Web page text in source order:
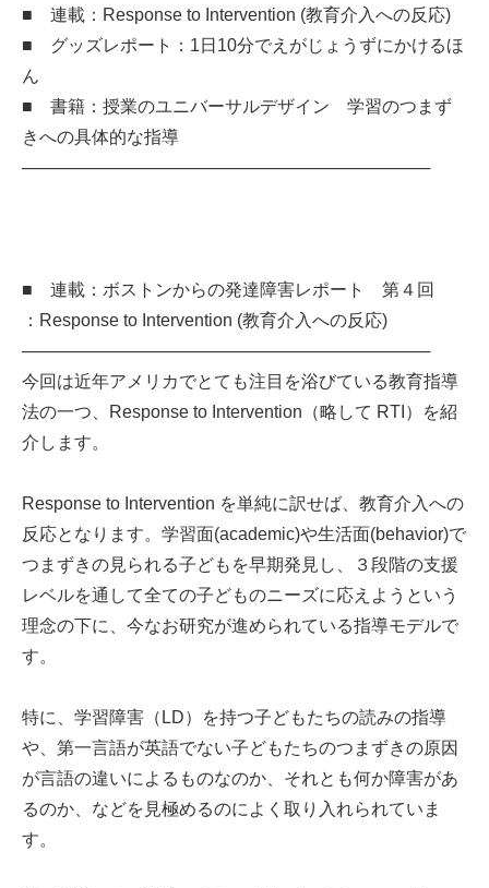
■ 連載：Response to Intervention (教育介入への反応)
■ グッズレポート：1日10分でえがじょうずにかけるほ
ん
■ 書籍：授業のユニバーサルデザイン 学習のつまず
きへの具体的な指導
──────────────────────────────────
■ 連載：ボストンからの発達障害レポート 第４回
：Response to Intervention (教育介入への反応)
──────────────────────────────────
今回は近年アメリカでとても注目を浴びている教育指導
法の一つ、Response to Intervention（略して RTI）を紹
介します。
Response to Intervention を単純に訳せば、教育介入への
反応となります。学習面(academic)や生活面(behavior)で
つまずきの見られる子どもを早期発見し、３段階の支援
レベルを通して全ての子どものニーズに応えようという
理念の下に、今なお研究が進められている指導モデルで
す。
特に、学習障害（LD）を持つ子どもたちの読みの指導
や、第一言語が英語でない子どもたちのつまずきの原因
が言語の違いによるものなのか、それとも何か障害があ
るのか、などを見極めるのによく取り入れられていま
す。